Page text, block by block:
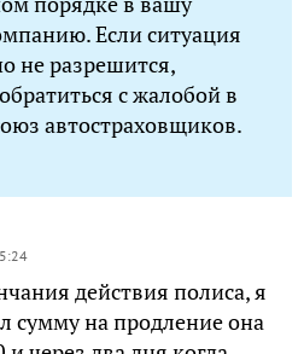
Если ситуация
не разрешится,
с жалобой в
автостраховщиков.
действия полиса, я
сумму на продление она